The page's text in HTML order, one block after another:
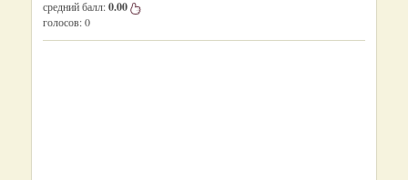
средний балл:0.00
голосов:0